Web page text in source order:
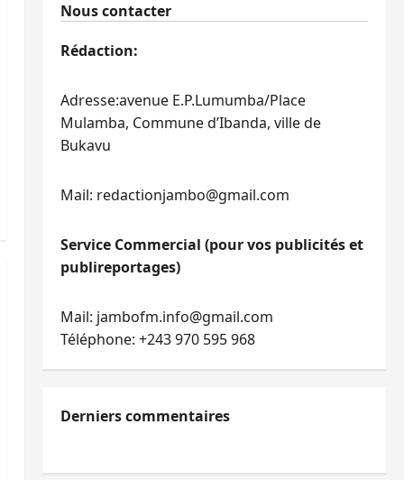
Nous contacter
Rédaction:
Adresse:avenue E.P.Lumumba/Place
Mulamba, Commune d’Ibanda, ville de
Bukavu
Mail: redactionjambo@gmail.com
Service Commercial (pour vos publicités et
publireportages)
Mail: jambofm.info@gmail.com
Téléphone: +243 970 595 968
Derniers commentaires